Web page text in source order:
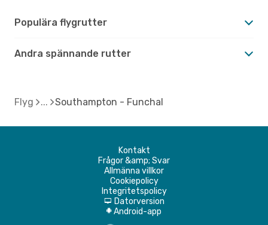
Populära flygrutter
Andra spännande rutter
Flyg Southampton - Funchal
Kontakt
Frågor &amp; Svar
Allmänna villkor
Cookiepolicy
Integritetspolicy
d Datorversion
A Android-app